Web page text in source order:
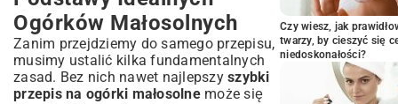
Brak smaku – jak go podkręcić w
ogórkach?
Jak Podawać i Przechowywać Ogórki
Małosolne?
Pomysły na dania z ogórkami małosolnymi
Ogórków Małosolnych
Zanim przejdziemy do samego przepisu,
musimy ustalić kilka fundamentalnych
zasad. Bez nich nawet najlepszy szybki
przepis na ogórki małosolnemoże się
Czy wiesz, jak
twarzy, by cieszyć się
niedoskonałości?